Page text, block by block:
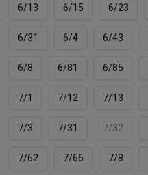
6/13 6/15 6/23
6/31 6/4 6/43
6/8 6/81 6/85
7/1 7/12 7/13
7/3 7/31 7/32
7/62 7/66 7/8